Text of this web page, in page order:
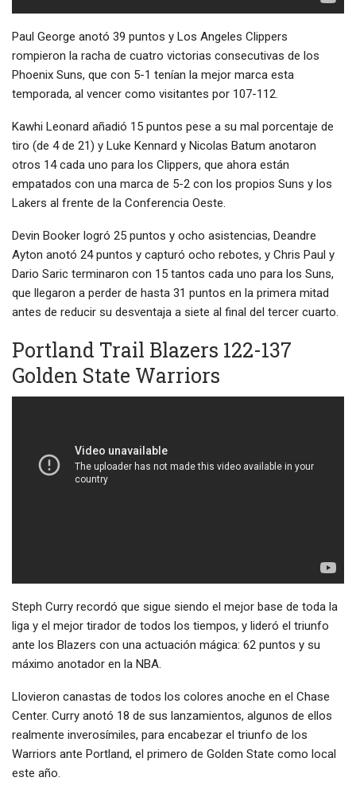
Paul George anotó 39 puntos y Los Angeles Clippers
rompieron la racha de cuatro victorias consecutivas de los
Phoenix Suns, que con 5-1 tenían la mejor marca esta
temporada, al vencer como visitantes por 107-112.
Kawhi Leonard añadió 15 puntos pese a su mal porcentaje de
tiro (de 4 de 21) y Luke Kennard y Nicolas Batum anotaron
otros 14 cada uno para los Clippers, que ahora están
empatados con una marca de 5-2 con los propios Suns y los
Lakers al frente de la Conferencia Oeste.
Devin Booker logró 25 puntos y ocho asistencias, Deandre
Ayton anotó 24 puntos y capturó ocho rebotes, y Chris Paul y
Dario Saric terminaron con 15 tantos cada uno para los Suns,
que llegaron a perder de hasta 31 puntos en la primera mitad
antes de reducir su desventaja a siete al final del tercer cuarto.
Portland Trail Blazers 122-137
Golden State Warriors
Steph Curry recordó que sigue siendo el mejor base de toda la
liga y el mejor tirador de todos los tiempos, y lideró el triunfo
ante los Blazers con una actuación mágica: 62 puntos y su
máximo anotador en la NBA.
Llovieron canastas de todos los colores anoche en el Chase
Center. Curry anotó 18 de sus lanzamientos, algunos de ellos
realmente inverosímiles, para encabezar el triunfo de los
Warriors ante Portland, el primero de Golden State como local
este año.